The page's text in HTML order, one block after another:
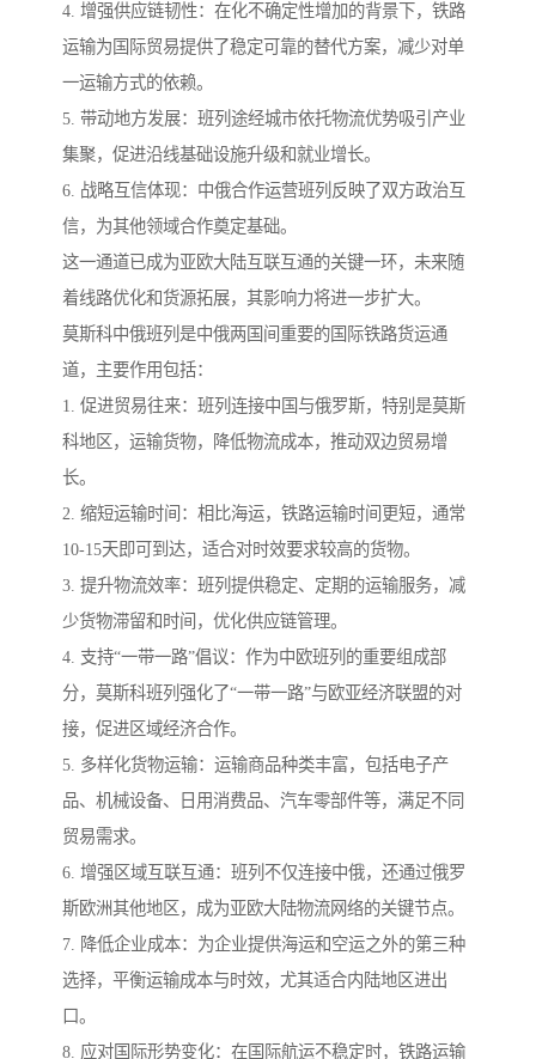
4. 增强供应链韧性：在化不确定性增加的背景下，铁路
运输为国际贸易提供了稳定可靠的替代方案，减少对单
一运输方式的依赖。
5. 带动地方发展：班列途经城市依托物流优势吸引产业
集聚，促进沿线基础设施升级和就业增长。
6. 战略互信体现：中俄合作运营班列反映了双方政治互
信，为其他领域合作奠定基础。
这一通道已成为亚欧大陆互联互通的关键一环，未来随
着线路优化和货源拓展，其影响力将进一步扩大。
莫斯科中俄班列是中俄两国间重要的国际铁路货运通
道，主要作用包括：
1. 促进贸易往来：班列连接中国与俄罗斯，特别是莫斯
科地区，运输货物，降低物流成本，推动双边贸易增
长。
2. 缩短运输时间：相比海运，铁路运输时间更短，通常
10-15天即可到达，适合对时效要求较高的货物。
3. 提升物流效率：班列提供稳定、定期的运输服务，减
少货物滞留和时间，优化供应链管理。
4. 支持“一带一路”倡议：作为中欧班列的重要组成部
分，莫斯科班列强化了“一带一路”与欧亚经济联盟的对
接，促进区域经济合作。
5. 多样化货物运输：运输商品种类丰富，包括电子产
品、机械设备、日用消费品、汽车零部件等，满足不同
贸易需求。
6. 增强区域互联互通：班列不仅连接中俄，还通过俄罗
斯欧洲其他地区，成为亚欧大陆物流网络的关键节点。
7. 降低企业成本：为企业提供海运和空运之外的第三种
选择，平衡运输成本与时效，尤其适合内陆地区进出
口。
8. 应对国际形势变化：在国际航运不稳定时，铁路运输